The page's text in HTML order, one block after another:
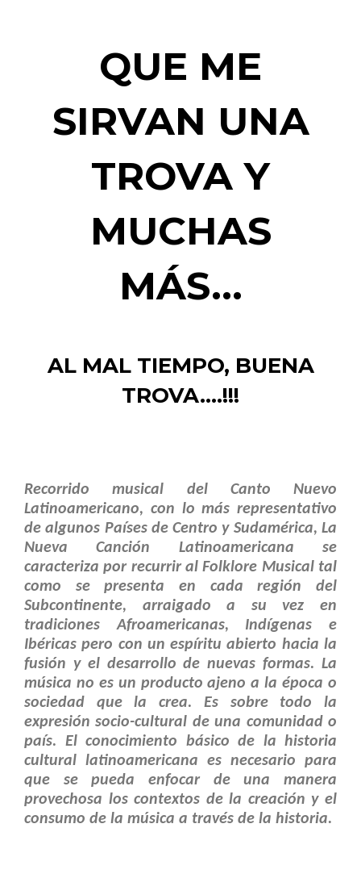
QUE ME
SIRVAN UNA
TROVA Y
MUCHAS
MÁS...
AL MAL TIEMPO, BUENA
TROVA....!!!
Recorrido musical del Canto Nuevo
Latinoamericano, con lo más representativo
de algunos Países de Centro y Sudamérica, La
Nueva Canción Latinoamericana se
caracteriza por recurrir al Folklore Musical tal
como se presenta en cada región del
Subcontinente, arraigado a su vez en
tradiciones Afroamericanas, Indígenas e
Ibéricas pero con un espíritu abierto hacia la
fusión y el desarrollo de nuevas formas. La
música no es un producto ajeno a la época o
sociedad que la crea. Es sobre todo la
expresión socio-cultural de una comunidad o
país. El conocimiento básico de la historia
cultural latinoamericana es necesario para
que se pueda enfocar de una manera
provechosa los contextos de la creación y el
consumo de la música a través de la historia.